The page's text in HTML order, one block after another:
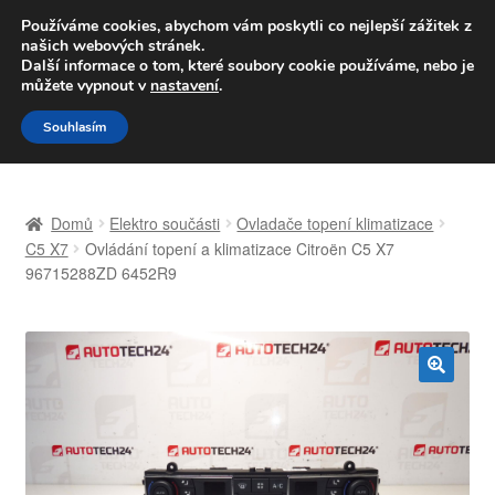
DOPRAVA od 139,-Kč
Volejte po-pá 9-16 704 494 494
Přeskočit
na
navigaci
Přejít
k
obsahu
Celosvětová doprava
Kontakt
Domů Elektro součásti
Ovladače topení klimatizace
C5 X7
Ovládání topení a klimatizace Citroën C5 X7
96715288ZD 6452R9
Používáme cookies, abychom vám poskytli co nejlepší zážitek z
našich webových stránek.
Další informace o tom, které soubory cookie používáme, nebo je
můžete vypnout v nastavení.
Souhlasím